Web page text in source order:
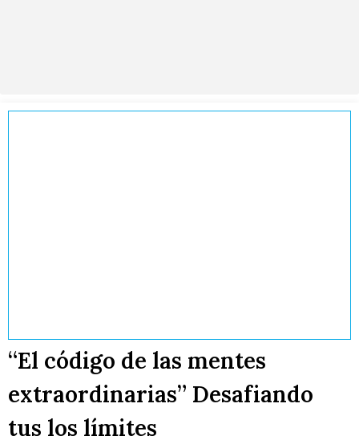
“El código de las mentes
extraordinarias” Desafiando
tus los límites